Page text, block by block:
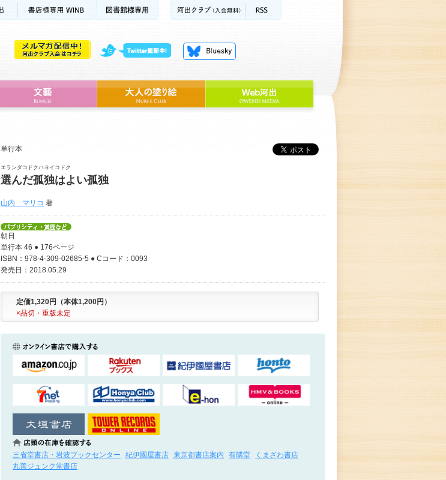
単行本
エランダコドクハヨイコドク
選んだ孤独はよい孤独
山内 マリコ 著
朝日
単行本 46 ● 176ページ
ISBN：978-4-309-02685-5 ● Cコード：0093
発売日：2018.05.29
定価1,320円（本体1,200円）
×品切・重版未定
三省堂書店・岩波ブックセンター 紀伊國屋書店 東京都書店案内 有隣堂
くまざわ書店
丸善ジュンク堂書店